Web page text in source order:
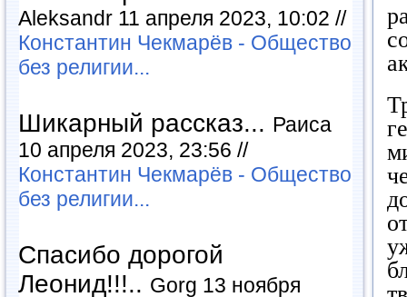
Aleksandr 11 апреля 2023, 10:02 //
Константин Чекмарёв - Общество
без религии...
Шикарный рассказ... Раиса
10 апреля 2023, 23:56 //
Константин Чекмарёв - Общество
без религии...
Спасибо дорогой
Леонид!!!.. Gorg 13 ноября